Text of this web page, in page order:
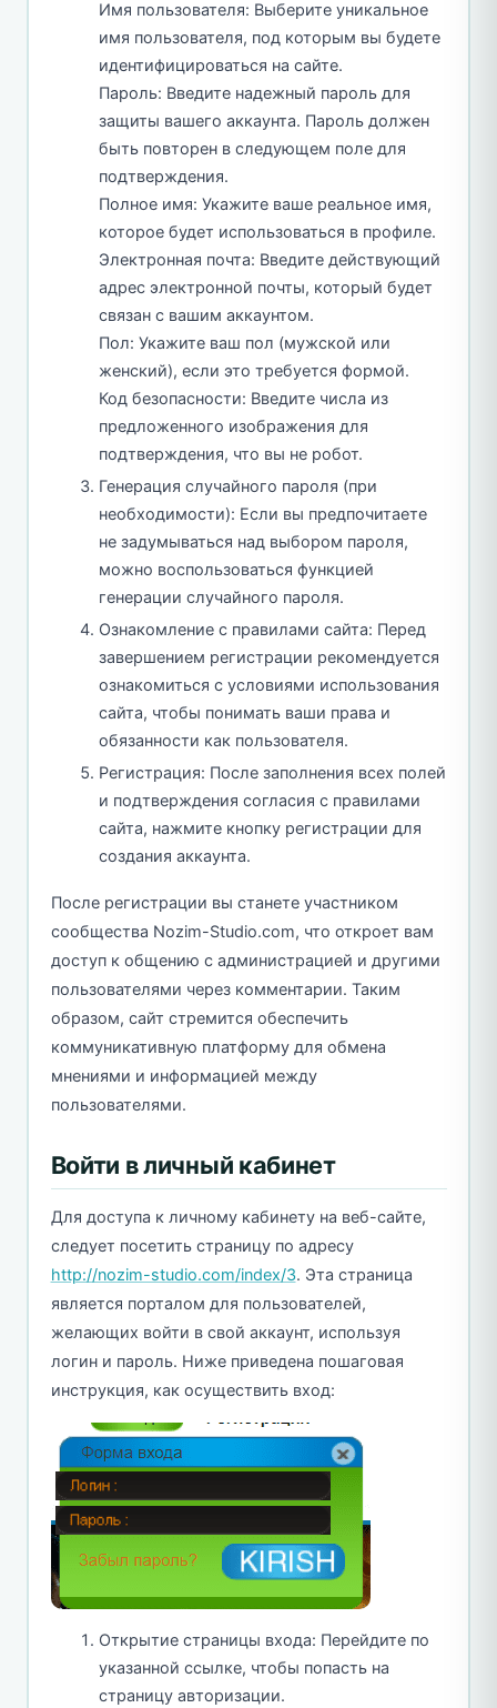
Имя пользователя: Выберите уникальное
имя пользователя, под которым вы будете
идентифицироваться на сайте.
Пароль: Введите надежный пароль для
защиты вашего аккаунта. Пароль должен
быть повторен в следующем поле для
подтверждения.
Полное имя: Укажите ваше реальное имя,
которое будет использоваться в профиле.
Электронная почта: Введите действующий
адрес электронной почты, который будет
связан с вашим аккаунтом.
Пол: Укажите ваш пол (мужской или
женский), если это требуется формой.
Код безопасности: Введите числа из
предложенного изображения для
подтверждения, что вы не робот.
Генерация случайного пароля (при
необходимости): Если вы предпочитаете
не задумываться над выбором пароля,
можно воспользоваться функцией
генерации случайного пароля.
Ознакомление с правилами сайта: Перед
завершением регистрации рекомендуется
ознакомиться с условиями использования
сайта, чтобы понимать ваши права и
обязанности как пользователя.
Регистрация: После заполнения всех полей
и подтверждения согласия с правилами
сайта, нажмите кнопку регистрации для
создания аккаунта.
После регистрации вы станете участником
сообщества Nozim-Studio.com, что откроет вам
доступ к общению с администрацией и другими
пользователями через комментарии. Таким
образом, сайт стремится обеспечить
коммуникативную платформу для обмена
мнениями и информацией между
пользователями.
Войти в личный кабинет
Для доступа к личному кабинету на веб-сайте,
следует посетить страницу по адресу
http://nozim-studio.com/index/3. Эта страница
является порталом для пользователей,
желающих войти в свой аккаунт, используя
логин и пароль. Ниже приведена пошаговая
инструкция, как осуществить вход:
Открытие страницы входа: Перейдите по
указанной ссылке, чтобы попасть на
страницу авторизации.